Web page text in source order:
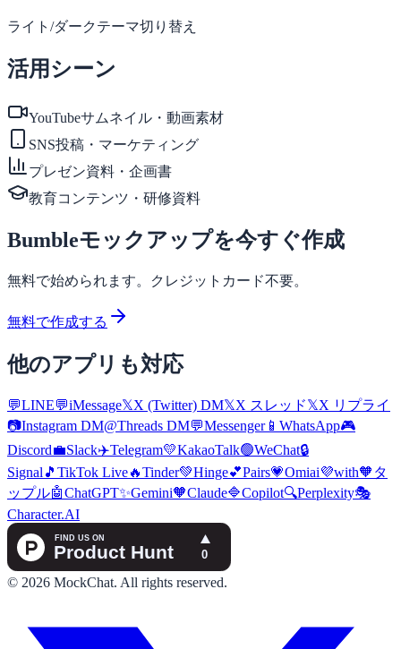
ライト/ダークテーマ切り替え
活用シーン
YouTubeサムネイル・動画素材
SNS投稿・マーケティング
プレゼン資料・企画書
教育コンテンツ・研修資料
Bumbleモックアップを今すぐ作成
無料で始められます。クレジットカード不要。
無料で作成する
他のアプリも対応
💬LINE💬iMessage𝕏X (Twitter) DM𝕏X スレッド𝕏X リプライ
📷Instagram DM@Threads DM💬Messenger📱 WhatsApp🎮
Discord💼Slack✈️Telegram💛KakaoTalk🟢WeChat🔒
Signal 🎵 TikTok Live🔥Tinder💚Hinge💕Pairs💗Omiai💜with🧡 タ
ップル🤖ChatGPT✨Gemini🧡Claude🔷Copilot🔍Perplexity🎭
Character.AI
© 2026 MockChat. All rights reserved.